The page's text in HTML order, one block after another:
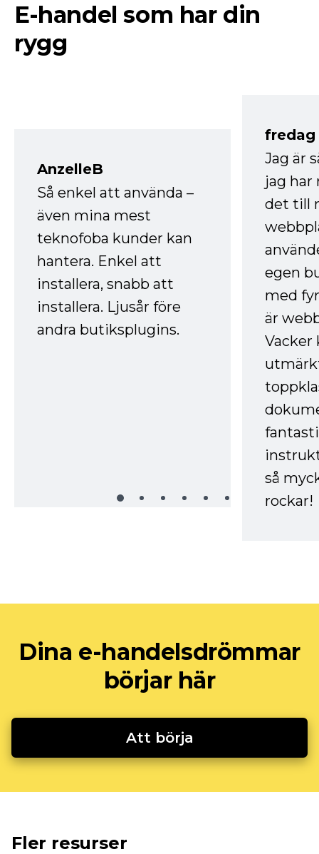
E-handel som har din
rygg
AnzelleB
Så enkel att använda –
även mina mest
teknofoba kunder kan
hantera. Enkel att
installera, snabb att
installera. Ljusår före
andra butiksplugins.
fredag
Jag är
jag
det till
egen
med
är
Vacker
så
rockar!
Dina e-handelsdrömmar
börjar här
Att börja
Fler resurser